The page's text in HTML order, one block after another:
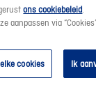
ons cookiebeleid.
aanpassen via
cookies Ik